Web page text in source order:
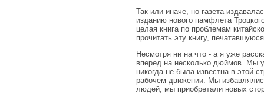
Так или иначе, но газета
изданию нового памфлета
целая книга по проблемам
прочитать эту книгу,
Несмотря ни на что - а я уже
вперед на несколько дюймов. Мы
никогда не была известна в этой
рабочем движении. Мы
людей; мы приобретали новых